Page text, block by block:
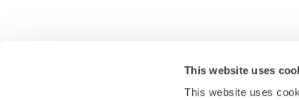
This website uses
This website uses